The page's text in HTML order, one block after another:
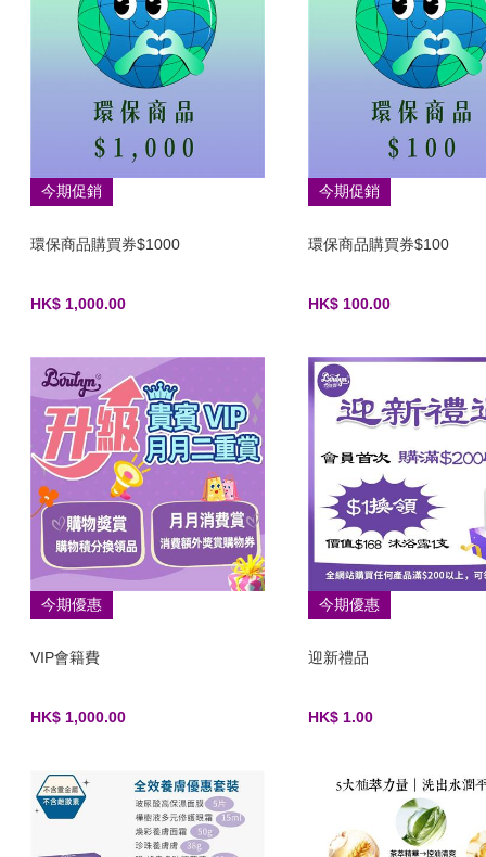
今期促銷
環保商品購買券$1000
HK$ 1,000.00
今期促銷
環保商品購買券$100
HK$ 100.00
今期優惠
VIP會籍費
HK$ 1,000.00
今期優惠
迎新禮品
HK$ 1.00